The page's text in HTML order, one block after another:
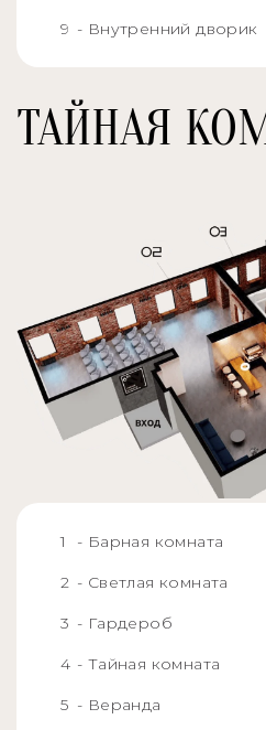
- Внутренний дворик
ТАЙНАЯ
- Барная комната
- Светлая комната
- Гардероб
- Тайная комната
- Веранда